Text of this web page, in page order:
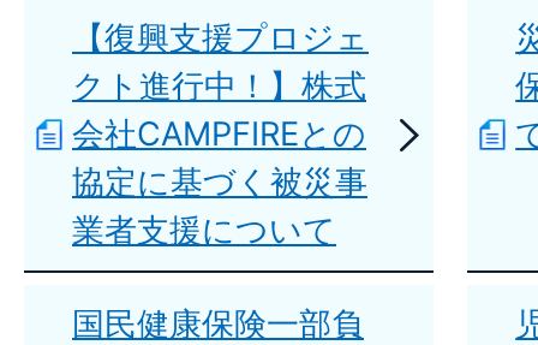
【復興支援プロジェ
クト進行中！】株式
会社CAMPFIREとの
協定に基づく被災事
業者支援について
国民健康保険一部負